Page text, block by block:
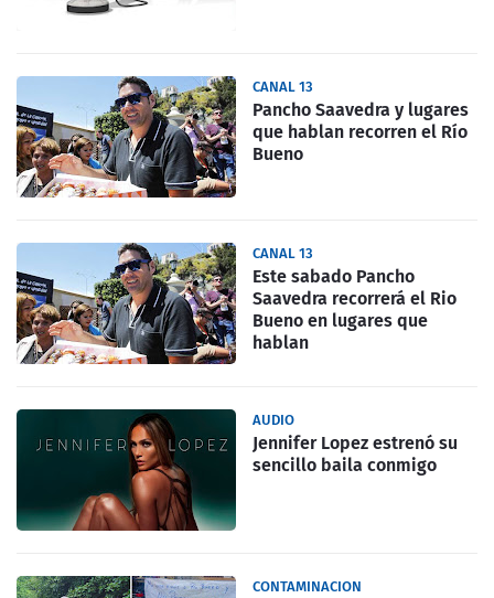
CANAL 13
Pancho Saavedra y lugares
que hablan recorren el Río
Bueno
CANAL 13
Este sabado Pancho
Saavedra recorrerá el Rio
Bueno en lugares que
hablan
AUDIO
Jennifer Lopez estrenó su
sencillo baila conmigo
CONTAMINACION